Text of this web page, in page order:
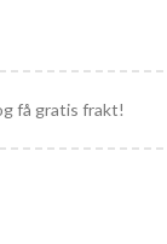
få gratis frakt!